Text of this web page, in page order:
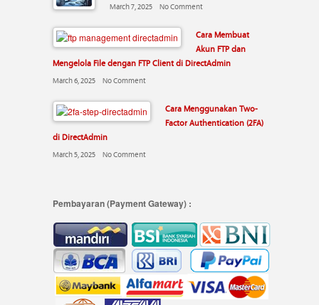
March 7, 2025 No Comment
Cara Membuat
Akun FTP dan
Mengelola File dengan FTP Client di DirectAdmin
March 6, 2025 No Comment
Cara Menggunakan Two-
Factor Authentication (2FA)
di DirectAdmin
March 5, 2025 No Comment
Pembayaran (Payment Gateway) :